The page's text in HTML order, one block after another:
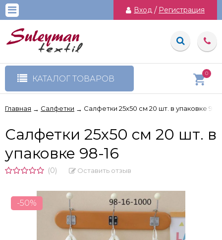
Вход / Регистрация
КАТАЛОГ ТОВАРОВ
0
Главная → Салфетки → Салфетки 25х50 см 20 шт. в упаковке 98-
Салфетки 25х50 см 20 шт. в
упаковке 98-16
(0) Оставить отзыв
-50%